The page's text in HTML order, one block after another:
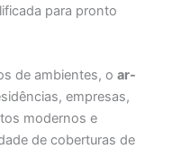
para pronto
de ambientes, oar-
empresas,
modernos e
de coberturas de